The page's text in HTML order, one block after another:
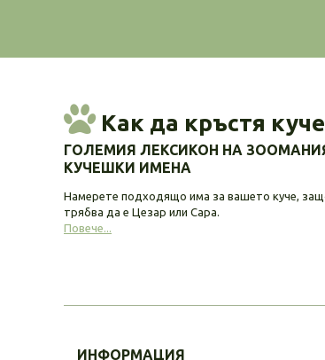
Как да кръстя
ГОЛЕМИЯ ЛЕКСИКОН НА
КУЧЕШКИ ИМЕНА
Намерете подходящо има за вашето куче,
трябва да е Цезар или Сара.
Повече...
ИНФОРМАЦИЯ